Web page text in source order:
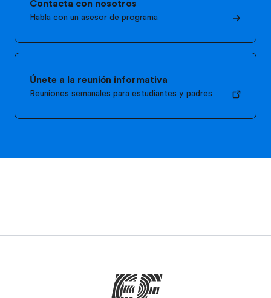
Contacta con nosotros
Habla con un asesor de programa
Únete a la reunión informativa
Reuniones semanales para estudiantes y padres